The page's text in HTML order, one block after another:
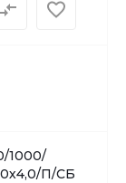
1000/
П/СБ